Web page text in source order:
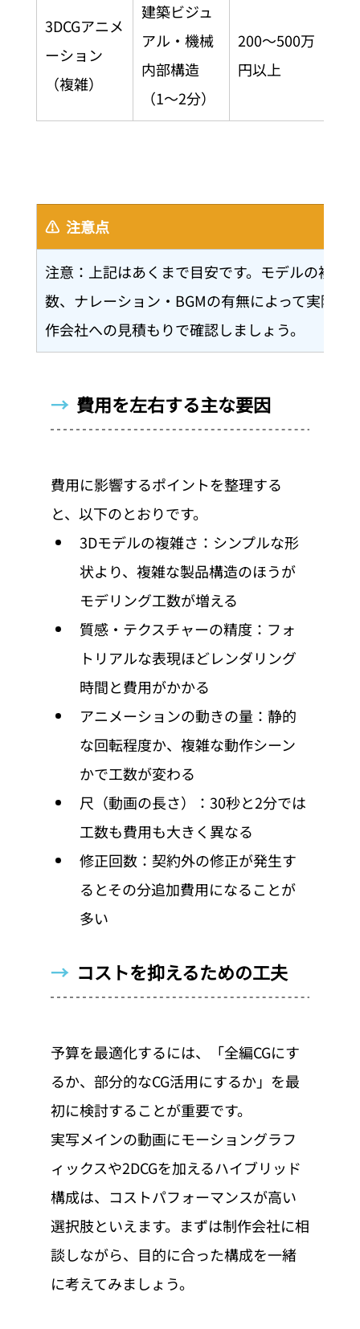
3DCGアニメ
ーション
（複雑）
建築ビジュ
アル・機械
内部構造
（1〜2分）
200〜500万
円以上
⚠️  注意点
注意：上記はあくまで目安です。モデルの複雑
数、ナレーション・BGMの有無によって実際の
作会社への見積もりで確認しましょう。
→ 費用を左右する主な要因
費用に影響するポイントを整理する
と、以下のとおりです。
3Dモデルの複雑さ：シンプルな形
状より、複雑な製品構造のほうが
モデリング工数が増える
質感・テクスチャーの精度：フォ
トリアルな表現ほどレンダリング
時間と費用がかかる
アニメーションの動きの量：静的
な回転程度か、複雑な動作シーン
かで工数が変わる
尺（動画の長さ）：30秒と2分では
工数も費用も大きく異なる
修正回数：契約外の修正が発生す
るとその分追加費用になることが
多い
→ コストを抑えるための工夫
予算を最適化するには、「全編CGにす
るか、部分的なCG活用にするか」を最
初に検討することが重要です。
実写メインの動画にモーショングラフ
ィックスや2DCGを加えるハイブリッド
構成は、コストパフォーマンスが高い
選択肢といえます。まずは制作会社に相
談しながら、目的に合った構成を一緒
に考えてみましょう。